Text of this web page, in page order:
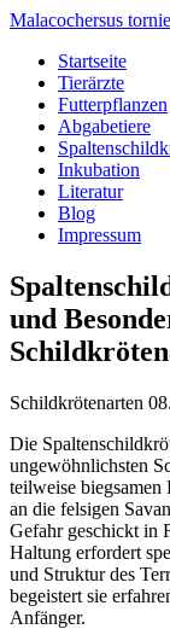
Malacochersus
Startseite
Tierärzte
Futterpflanzen
Abgabetiere
Inkubation
Literatur
Blog
Impressum
und
Schildkrötenarten
Die
ungewöhnlichsten
teilweise biegsamen
an die felsigen
Gefahr geschickt in
Haltung erfordert
und Struktur des
begeistert sie
Anfänger.